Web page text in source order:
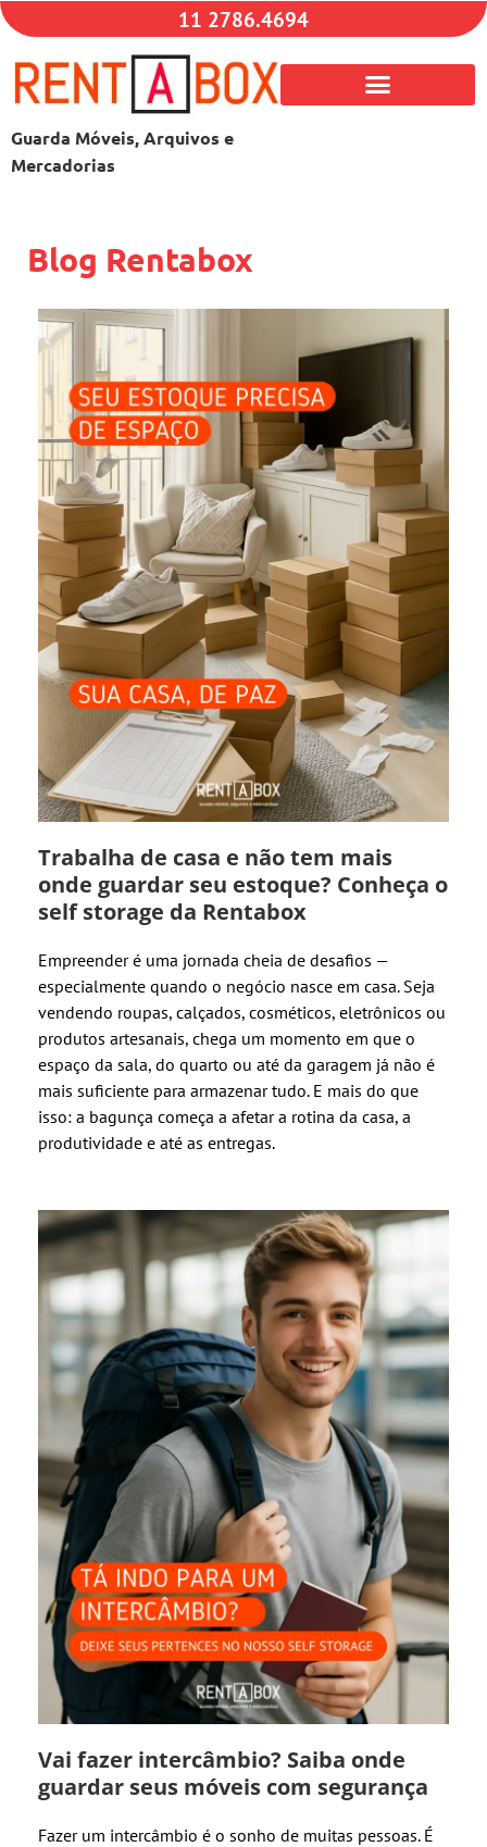
11 2786.4694
Guarda Móveis, Arquivos e
Mercadorias
Blog Rentabox
Trabalha de casa e não tem mais
onde guardar seu estoque? Conheça o
self storage da Rentabox
Empreender é uma jornada cheia de desafios —
especialmente quando o negócio nasce em casa. Seja
vendendo roupas, calçados, cosméticos, eletrônicos ou
produtos artesanais, chega um momento em que o
espaço da sala, do quarto ou até da garagem já não é
mais suficiente para armazenar tudo. E mais do que
isso: a bagunça começa a afetar a rotina da casa, a
produtividade e até as entregas.
Vai fazer intercâmbio? Saiba onde
guardar seus móveis com segurança
Fazer um intercâmbio é o sonho de muitas pessoas. É